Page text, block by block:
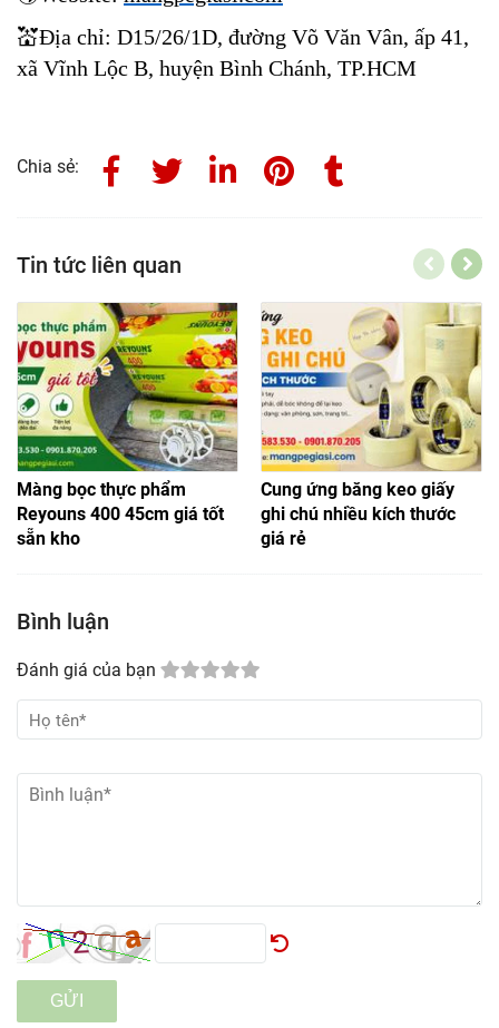
💒Địa chỉ: D15/26/1D, đường Võ Văn Vân, ấp 41,
xã Vĩnh Lộc B, huyện Bình Chánh, TP.HCM
Chia sẻ:
Tin tức liên quan
Màng bọc thực phẩm
Reyouns 400 45cm giá tốt
sẵn kho
Cung ứng băng keo giấy
ghi chú nhiều kích thước
giá rẻ
Bình luận
Đánh giá của bạn
GỬI